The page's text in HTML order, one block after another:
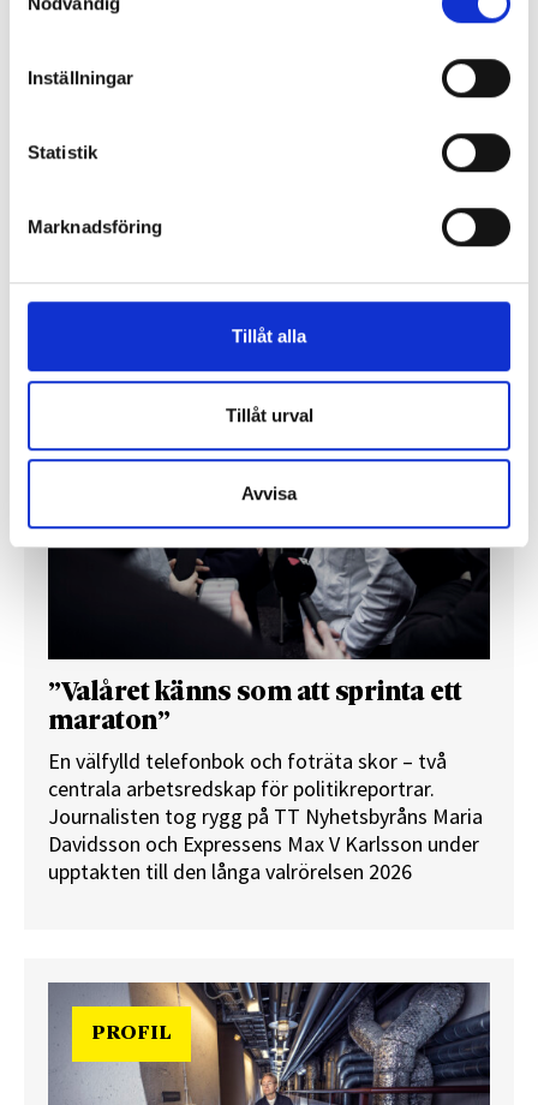
Inställningar
Statistik
Marknadsföring
Tillåt alla
Tillåt urval
Avvisa
Enorma skillnader mellan
Så mycket tjänar dagspresscheferna
”Valåret känns som att sprinta ett
maraton”
En välfylld telefonbok och foträta skor – två
centrala arbetsredskap för politikreportrar.
Journalisten tog rygg på TT Nyhetsbyråns Maria
Davidsson och Expressens Max V Karlsson under
upptakten till den långa valrörelsen 2026
PROFIL